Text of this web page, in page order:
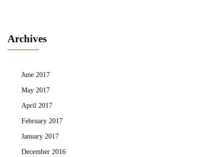
Archives
June 2017
May 2017
April 2017
February 2017
January 2017
December 2016